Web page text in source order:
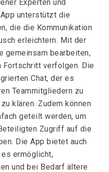
Experten und
unterstützt die
die die Kommunikation
erleichtern. Mit der
gemeinsam bearbeiten,
Fortschritt verfolgen. Die
Chat, der es
Teammitgliedern zu
klären. Zudem können
geteilt werden, um
Zugriff auf die
Die App bietet auch
ermöglicht,
und bei Bedarf ältere